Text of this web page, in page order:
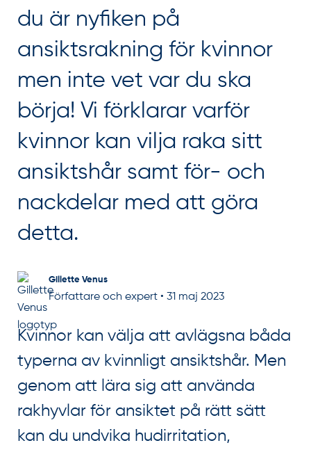
Gillette Venus
Författare och expert • 31 maj 2023
du är nyfiken på
ansiktsrakning för kvinnor
men inte vet var du ska
börja! Vi förklarar varför
kvinnor kan vilja raka sitt
ansiktshår samt för- och
nackdelar med att göra
detta.
Kvinnor kan välja att avlägsna båda
typerna av kvinnligt ansiktshår. Men
genom att lära sig att använda
rakhyvlar för ansiktet på rätt sätt
kan du undvika hudirritation,